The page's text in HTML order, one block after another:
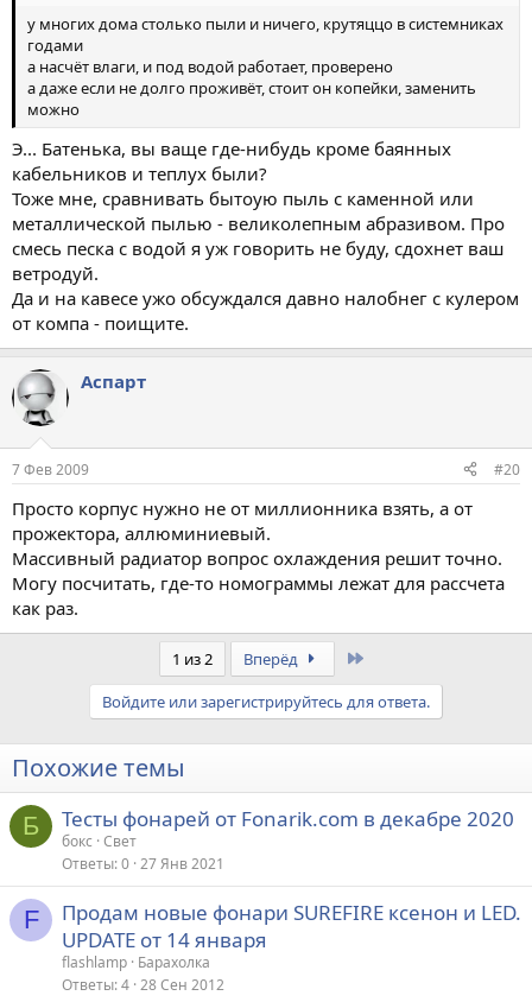
у многих дома столько пыли и ничего, крутяццо в системниках
годами
а насчёт влаги, и под водой работает, проверено
а даже если не долго проживёт, стоит он копейки, заменить
можно
Э... Батенька, вы ваще где-нибудь кроме баянных
кабельников и теплух были?
Тоже мне, сравнивать бытоую пыль с каменной или
металлической пылью - великолепным абразивом. Про
смесь песка с водой я уж говорить не буду, сдохнет ваш
ветродуй.
Да и на кавесе ужо обсуждался давно налобнег с кулером
от компа - поищите.
Аспарт
7 Фев 2009 #20
Просто корпус нужно не от миллионника взять, а от
прожектора, аллюминиевый.
Массивный радиатор вопрос охлаждения решит точно.
Могу посчитать, где-то номограммы лежат для рассчета
как раз.
1 из 2 Вперёд
Войдите или зарегистрируйтесь для ответа.
Похожие темы
Б Тесты фонарей от Fonarik.com в декабре 2020
бокс Свет
Ответы 0 27 Янв 2021
F
Продам новые фонари SUREFIRE ксенон и LED.
UPDATE от 14 января
flashlamp Барахолка
Ответы 4 28 Сен 2012